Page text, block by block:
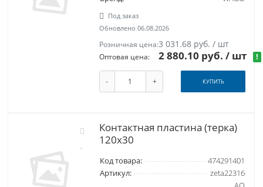
Под заказ
Обновлено 06.08.2026
Розничная цена:3 031.68 руб. / шт
Оптовая цена: 2 880.10 руб./ шт !
- + КУПИТЬ
Контактная пластина (терка)
120х30
Код товара:
474291401
Артикул:
zeta22316